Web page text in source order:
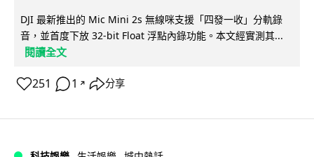
DJI 最新推出的 Mic Mini 2s 無線咪支援「四發一收」分軌錄
音，並首度下放 32-bit Float 浮點內錄功能。本文經實測其...
閱讀全文
251 1 ↗ 分享